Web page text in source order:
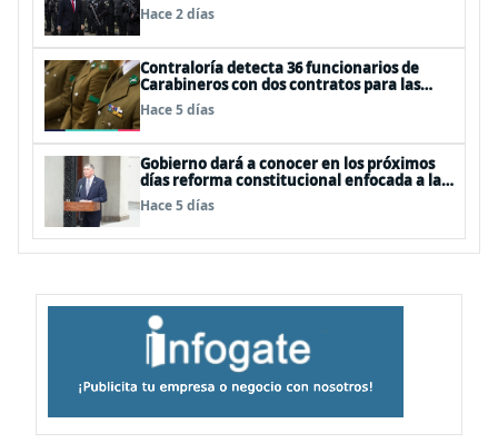
Hace 2 días
Contraloría detecta 36 funcionarios de
Carabineros con dos contratos para las
mismas funciones
Hace 5 días
Gobierno dará a conocer en los próximos
días reforma constitucional enfocada a la
seguridad
Hace 5 días